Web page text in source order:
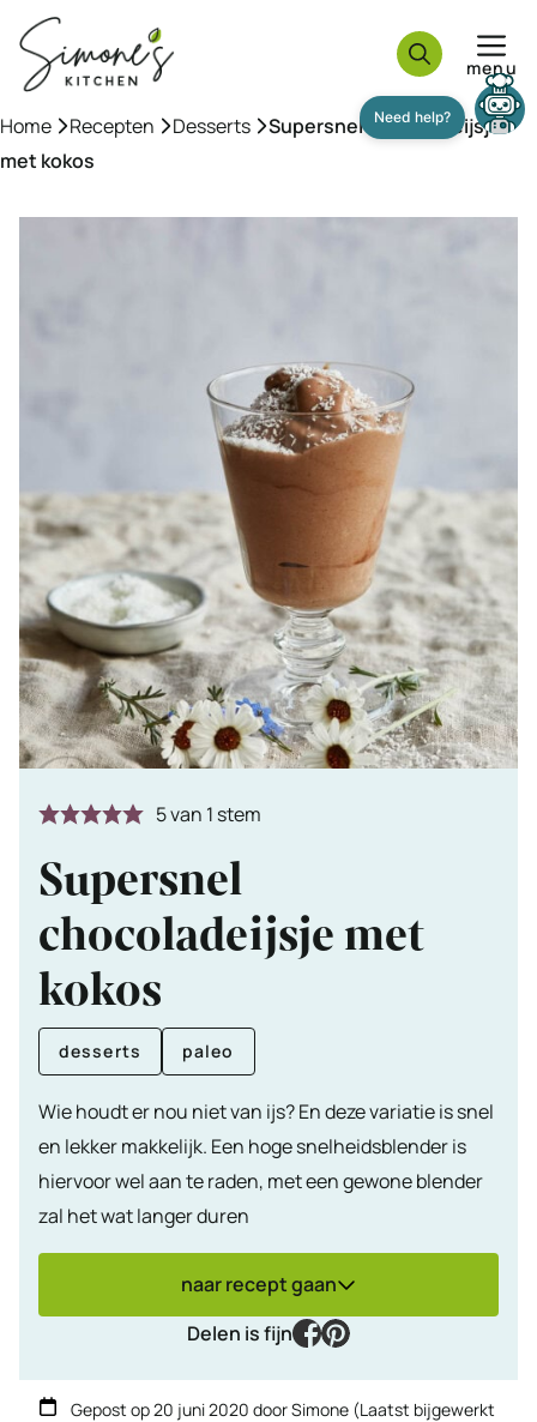
naar
inhoud
menu
Home »Recepten »Desserts »Supersnel chocoladeijsje
met kokos
5van 1 stem
Supersnel
chocoladeijsje met
kokos
desserts paleo
Wie houdt er nou niet van ijs? En deze variatie is snel
en lekker makkelijk. Een hoge snelheidsblender is
hiervoor wel aan te raden, met een gewone blender
zal het wat langer duren
naar recept gaan
Delen is fijn
facebook
pinterest
Gepost op20 juni 2020 doorSimone (Laatst bijgewerkt
Need help?